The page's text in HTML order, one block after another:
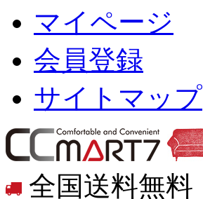
マイページ
会員登録
サイトマップ
全国送料無料